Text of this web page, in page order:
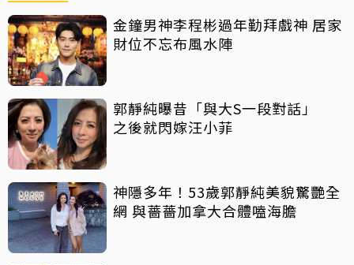
金鐘男神李程彬過年勤拜戲神 居家
財位不忘布風水陣
郭靜純曝昔「與大S一段對話」
之後就閃嫁汪小菲
神隱多年！53歲郭靜純美貌驚艷全
網 與薔薔加拿大合體嗑海膽